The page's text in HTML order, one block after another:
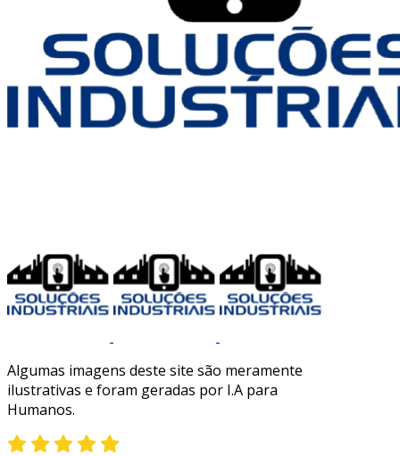
Algumas imagens deste site são meramente
ilustrativas e foram geradas por I.A para
Humanos.